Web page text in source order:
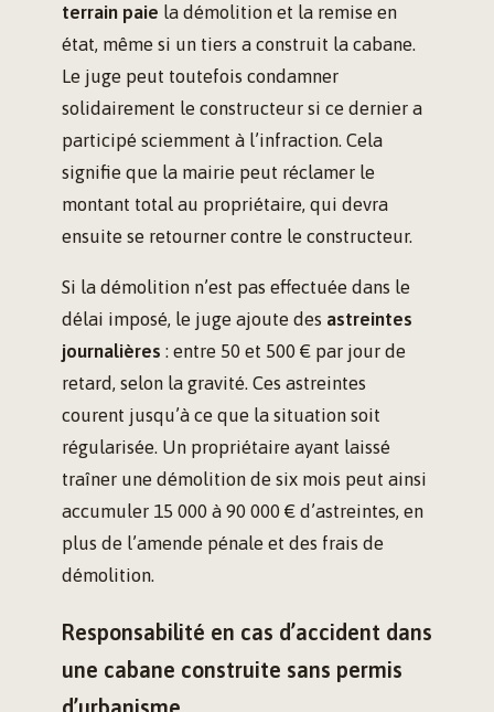
terrain paie la démolition et la remise en
état, même si un tiers a construit la cabane.
Le juge peut toutefois condamner
solidairement le constructeur si ce dernier a
participé sciemment à l’infraction. Cela
signifie que la mairie peut réclamer le
montant total au propriétaire, qui devra
ensuite se retourner contre le constructeur.
Si la démolition n’est pas effectuée dans le
délai imposé, le juge ajoute des astreintes
journalières : entre 50 et 500 € par jour de
retard, selon la gravité. Ces astreintes
courent jusqu’à ce que la situation soit
régularisée. Un propriétaire ayant laissé
traîner une démolition de six mois peut ainsi
accumuler 15 000 à 90 000 € d’astreintes, en
plus de l’amende pénale et des frais de
démolition.
Responsabilité en cas d’accident dans
une cabane construite sans permis